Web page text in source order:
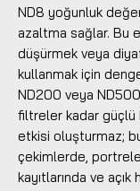
ND8 yoğunluk
azaltma sağlar. Bu
düşürmek veya
kullanmak için
ND200 veya
filtreler kadar güçlü
etkisi oluşturmaz;
çekimlerde,
kayıtlarında ve açık